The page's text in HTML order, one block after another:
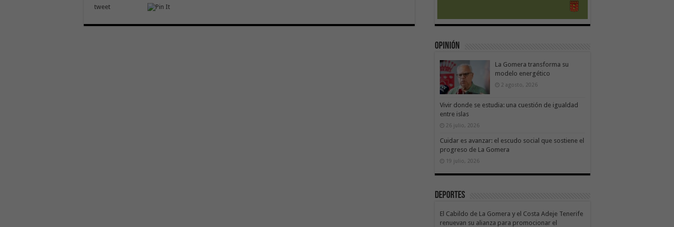
tweet
Opinión
La Gomera transforma su
modelo energético
2 agosto, 2026
Vivir donde se estudia: una cuestión de igualdad
entre islas
26 julio, 2026
Cuidar es avanzar: el escudo social que sostiene el
progreso de La Gomera
19 julio, 2026
Deportes
El Cabildo de La Gomera y el Costa Adeje Tenerife
renuevan su alianza para promocionar el